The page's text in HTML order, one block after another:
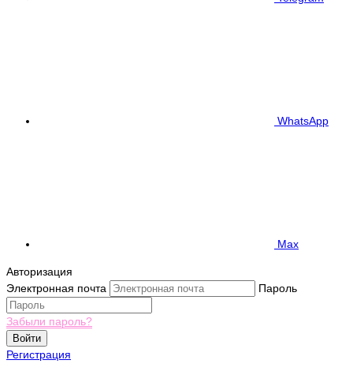
WhatsApp
Max
Авторизация
Электронная почта
Пароль
Забыли пароль?
Войти
Регистрация